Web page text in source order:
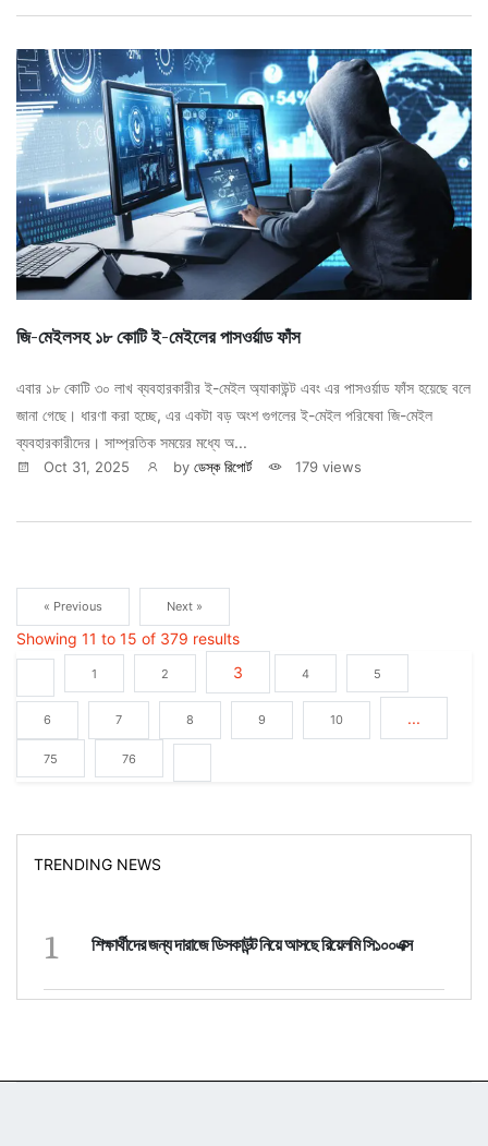
জি-মেইলসহ ১৮ কোটি ই-মেইলের পাসওর্য়াড ফাঁস
এবার ১৮ কোটি ৩০ লাখ ব্যবহারকারীর ই-মেইল অ্যাকাউন্ট এবং এর পাসওর্য়াড ফাঁস হয়েছে বলে
জানা গেছে। ধারণা করা হচ্ছে, এর একটা বড় অংশ গুগলের ই-মেইল পরিষেবা জি-মেইল
ব্যবহারকারীদের। সাম্প্রতিক সময়ের মধ্যে অ...
Oct 31, 2025 by ডেস্ক রিপোর্ট 179 views
« Previous Next »
Showing 11 to 15 of 379 results
1 2 3 4 5
6 7 8 9 10 ...
75 76
TRENDING NEWS
1 শিক্ষার্থীদের জন্য দারাজে ডিসকাউন্ট নিয়ে আসছে রিয়েলমি সি১০০এক্স